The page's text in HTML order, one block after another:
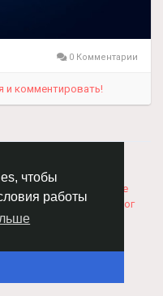
чтобы
работы
0 Комментарии
и комментировать!
Как добавить
Соглашение
с нами Каталог